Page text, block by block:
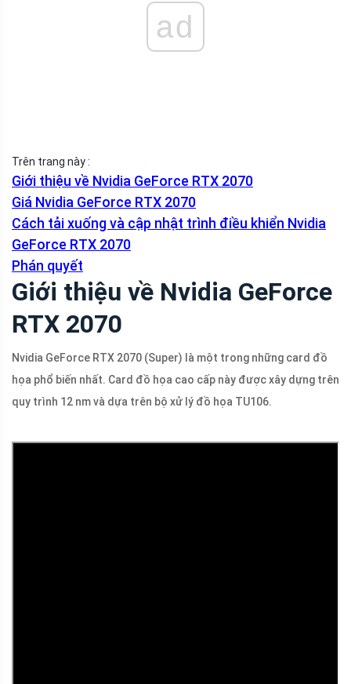
ad
Trên trang này :
Giới thiệu về Nvidia GeForce RTX 2070
Giá Nvidia GeForce RTX 2070
Cách tải xuống và cập nhật trình điều khiển Nvidia
GeForce RTX 2070
Phán quyết
Giới thiệu về Nvidia GeForce
RTX 2070
Nvidia GeForce RTX 2070 (Super) là một trong những card đồ
họa phổ biến nhất. Card đồ họa cao cấp này được xây dựng trên
quy trình 12 nm và dựa trên bộ xử lý đồ họa TU106.